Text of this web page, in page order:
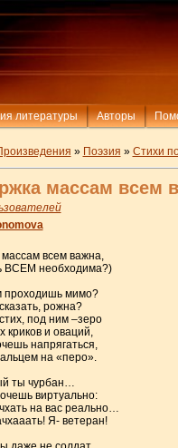
литературы Авторы
» Поэзия » Стихи
массам всем
всем важна,
ВСЕМ необходима?)
проходишь мимо?
рожна?
под ним –зеро
и оваций,
напрягаться,
на «перо».
ты чурбан…
виртуально:
на вас реально…
Я- ветеран!